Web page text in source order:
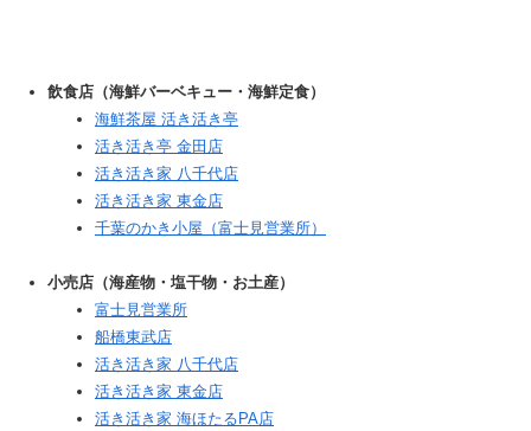
飲食店（海鮮バーベキュー・海鮮定食）
海鮮茶屋 活き活き亭
活き活き亭 金田店
活き活き家 八千代店
活き活き家 東金店
千葉のかき小屋（富士見営業所）
小売店（海産物・塩干物・お土産）
富士見営業所
船橋東武店
活き活き家 八千代店
活き活き家 東金店
活き活き家 海ほたるPA店